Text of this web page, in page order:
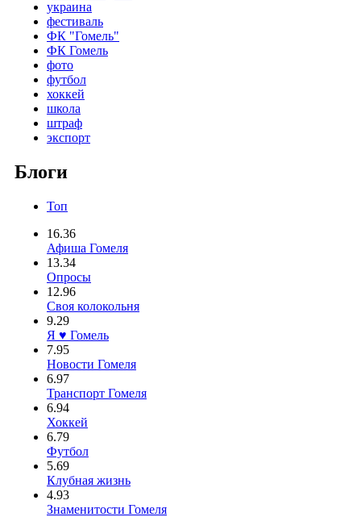
украина
фестиваль
ФК "Гомель"
ФК Гомель
фото
футбол
хоккей
школа
штраф
экспорт
Блоги
Топ
16.36
Афиша Гомеля
13.34
Опросы
12.96
Своя колокольня
9.29
Я ♥ Гомель
7.95
Новости Гомеля
6.97
Транспорт Гомеля
6.94
Хоккей
6.79
Футбол
5.69
Клубная жизнь
4.93
Знаменитости Гомеля